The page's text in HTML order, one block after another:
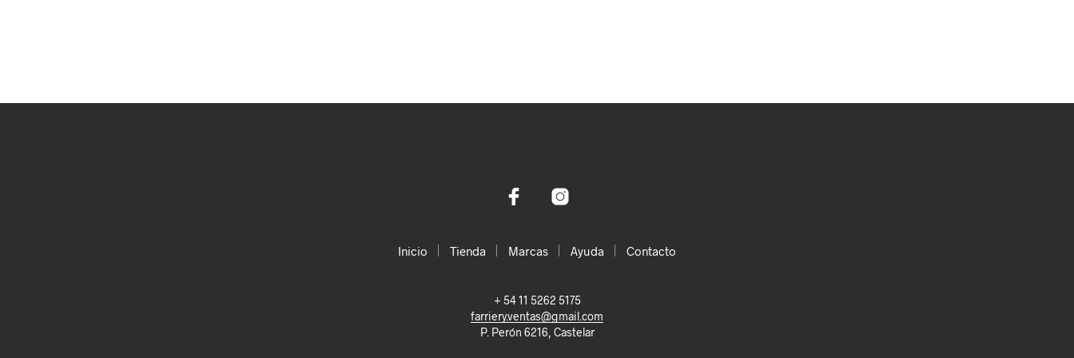
Inicio Tienda Marcas Ayuda Contacto
+ 54 11 5262 5175
farriery.ventas@gmail.com
P. Perón 6216, Castelar